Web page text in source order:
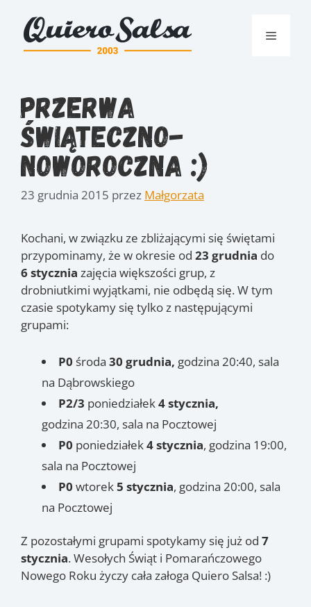
treści
Menu
Przerwa
świąteczno-
noworoczna :)
23 grudnia 2015 przez Małgorzata
Kochani, w związku ze zbliżającymi się świętami
przypominamy, że w okresie od 23 grudnia do
6 stycznia zajęcia większości grup, z
drobniutkimi wyjątkami, nie odbędą się. W tym
czasie spotykamy się tylko z następującymi
grupami:
P0 środa 30 grudnia, godzina 20:40, sala
na Dąbrowskiego
P2/3 poniedziałek4 stycznia,
godzina 20:30, sala na Pocztowej
P0 poniedziałek4 stycznia, godzina 19:00,
sala na Pocztowej
P0 wtorek5 stycznia, godzina 20:00, sala
na Pocztowej
Z pozostałymi grupami spotykamy się już od 7
stycznia. Wesołych Świąt i Pomarańczowego
Nowego Roku życzy cała załoga Quiero Salsa! :)